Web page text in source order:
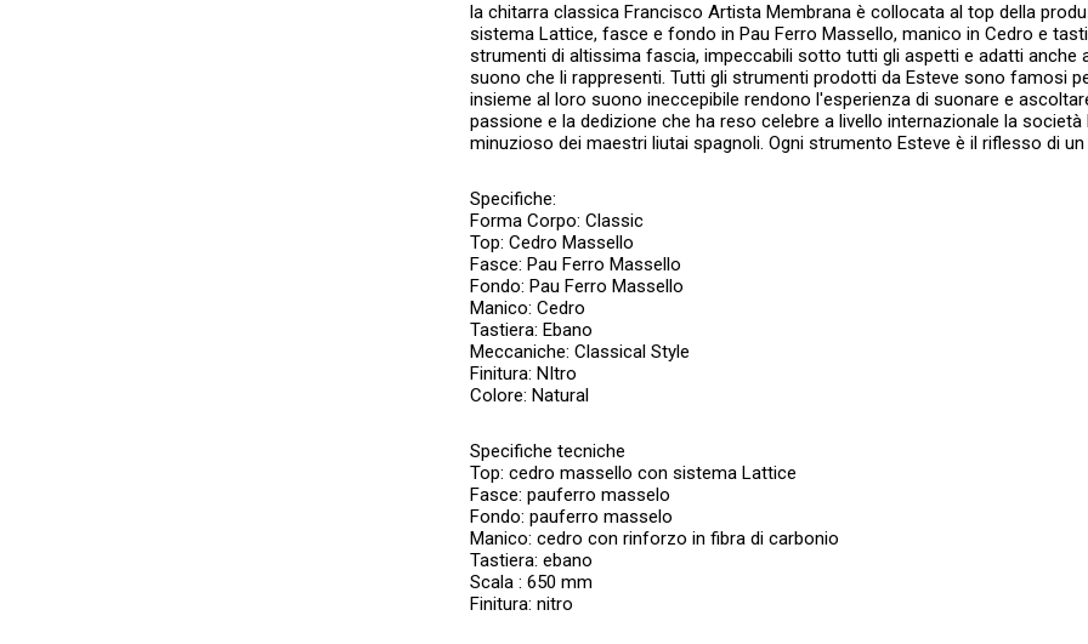
la chitarra classica Francisco Artista Membrana è collocata al top della
sistema Lattice, fasce e fondo in Pau Ferro Massello, manico in Cedro e
strumenti di altissima fascia, impeccabili sotto tutti gli aspetti e adatti
suono che li rappresenti. Tutti gli strumenti prodotti da Esteve sono famosi
insieme al loro suono ineccepibile rendono l'esperienza di suonare e
passione e la dedizione che ha reso celebre a livello internazionale la
minuzioso dei maestri liutai spagnoli. Ogni strumento Esteve è il riflesso di
Specifiche:
Forma Corpo: Classic
Top: Cedro Massello
Fasce: Pau Ferro Massello
Fondo: Pau Ferro Massello
Manico: Cedro
Tastiera: Ebano
Meccaniche: Classical Style
Finitura: NItro
Colore: Natural
Specifiche tecniche
Top: cedro massello con sistema Lattice
Fasce: pauferro masselo
Fondo: pauferro masselo
Manico: cedro con rinforzo in fibra di carbonio
Tastiera: ebano
Scala : 650 mm
Finitura: nitro